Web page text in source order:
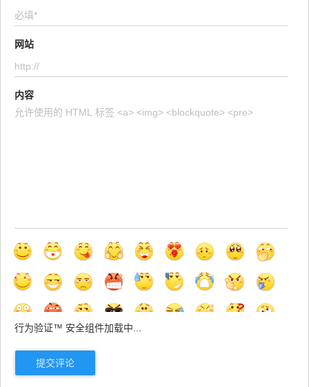
网站
内容
行为验证™ 安全组件加载中...
提交评论